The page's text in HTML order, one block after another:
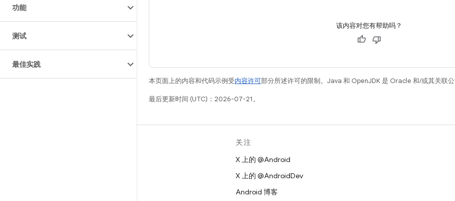
功能
测试
最佳实践
该内容对您有帮助吗？
本页面上的内容和代码示例受内容许可部分所述许可的限制。Java 和 OpenJDK 是 Oracle 和/或其关联
最后更新时间 (UTC)：2026-07-21。
关注
X 上的 @Android
X 上的 @AndroidDev
Android 博客